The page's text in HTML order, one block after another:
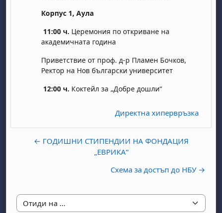
Корпус 1, Аула
11:00 ч. Церемония по откриване на
академичната година
Приветствие от проф. д-р Пламен Бочков,
Ректор на Нов български университет
12:00 ч. Коктейл за „Добре дошли“
Директна хипервръзка
← ГОДИШНИ СТИПЕНДИИ НА ФОНДАЦИЯ
„ЕВРИКА“
Схема за достъп до НБУ →
Отиди на ...
1 август
неделя, 2 август
8 август
неделя, 9 август